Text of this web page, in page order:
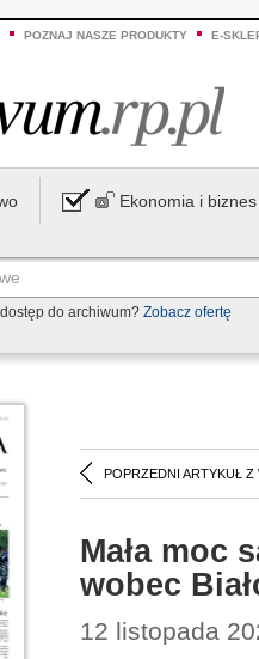
POZNAJ NASZE PRODUKTY E-
Ekonomia i biznes
do archiwum? Zobacz ofertę
POPRZEDNI ARTYKUŁ Z
Mała moc
wobec
12 listopada